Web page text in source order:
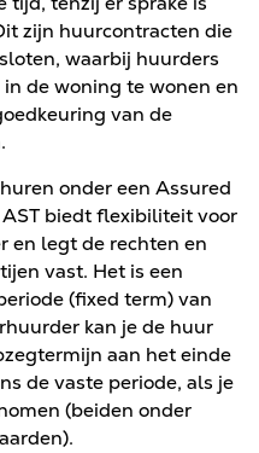
zijn huurcontracten die
waarbij huurders
de woning te wonen en
van de
onder een Assured
AST biedt flexibiliteit voor
en legt de rechten en
vast. Het is een
(fixed term) van
kan je de huur
aan het einde
de vaste periode, als je
(beiden onder